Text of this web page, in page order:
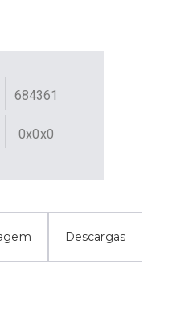
684361
0x0x0
Descargas